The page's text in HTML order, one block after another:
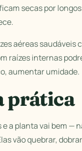
secas por
aéreas
raízes internas
aumentar umidade.
prática
a planta vai bem
vão quebrar,